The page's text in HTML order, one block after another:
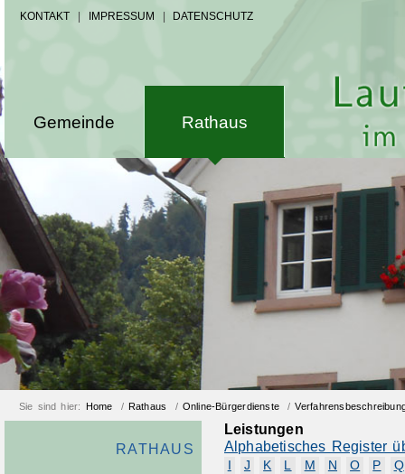
KONTAKT IMPRESSUM DATENSCHUTZ
Gemeinde Rathaus
Sie sind hier: Home / Rathaus / Online-Bürgerdienste /
RATHAUS
Leistungen
Alphabetisches Register
J K L M N O P Q